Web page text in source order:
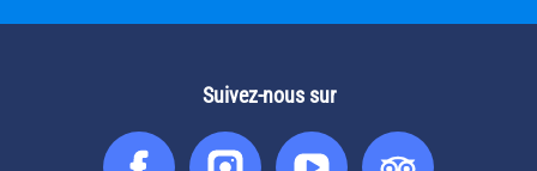
Suivez-nous sur
FacebookInstagram
You